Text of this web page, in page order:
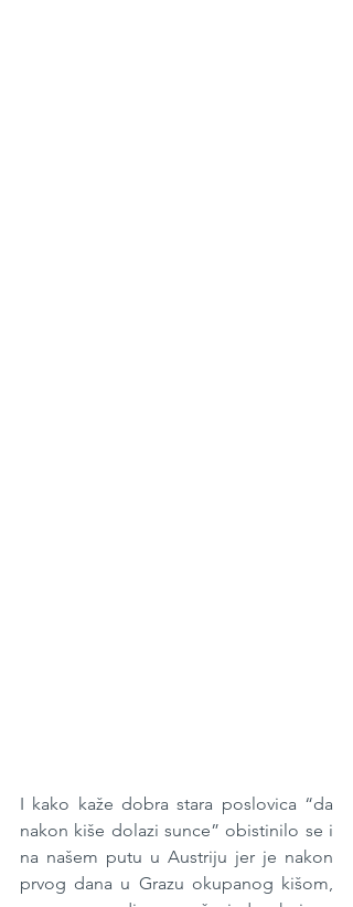
I kako kaže dobra stara poslovica “da
nakon kiše dolazi sunce” obistinilo se i
na našem putu u Austriju jer je nakon
prvog dana u Grazu okupanog kišom,